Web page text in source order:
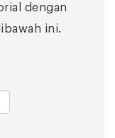
dengan
ini.